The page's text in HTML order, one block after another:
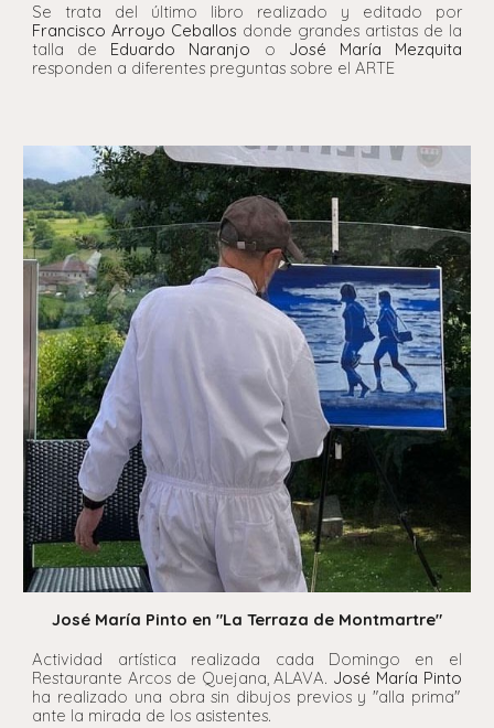
Se trata del último libro realizado y editado por
Francisco Arroyo Ceballos donde grandes artistas de la
talla de Eduardo Naranjo o José María Mezquita
responden a diferentes preguntas sobre el ARTE
José María Pinto en "La Terraza de Montmartre"
Actividad artística realizada cada Domingo en el
Restaurante Arcos de Quejana, ALAVA. José María Pinto
ha realizado una obra sin dibujos previos y "alla prima"
ante la mirada de los asistentes.